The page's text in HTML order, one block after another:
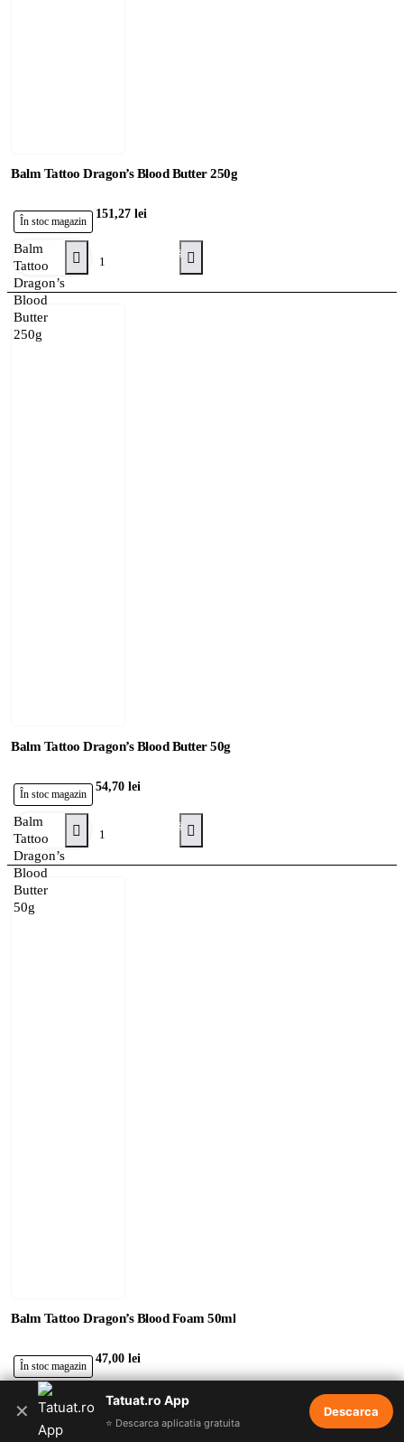
Balm Tattoo Dragon’s Blood Butter 250g
În stoc magazin
151,27 lei
Balm
Tattoo
Dragon’s
Blood
Butter
250g
Adaugă în Coş
Balm Tattoo Dragon’s Blood Butter 50g
În stoc magazin
54,70 lei
Balm
Tattoo
Dragon’s
Blood
Butter
50g
Adaugă în Coş
Balm Tattoo Dragon’s Blood Foam 50ml
În stoc magazin
47,00 lei
Balm
Tattoo
Dragon’s
Adaugă în Coş
✕
Tatuat.ro App
⭐ Descarca aplicatia gratuita
Descarca